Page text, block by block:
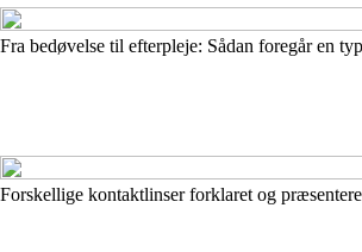
Fra bedøvelse til efterpleje: Sådan foregår en
Forskellige kontaktlinser forklaret og